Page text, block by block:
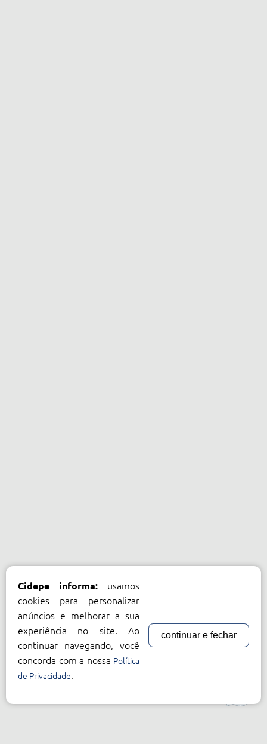
Cidepe informa: usamos
cookies para personalizar
anúncios e melhorar a sua
experiência no site. Ao
continuar navegando, você
concorda com a nossa Política
de Privacidade.
continuar e fechar